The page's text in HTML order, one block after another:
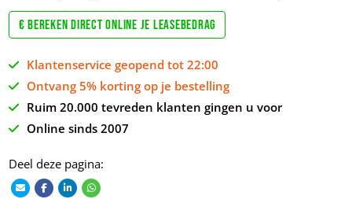
€ Bereken direct online je leasebedrag
Klantenservice geopend tot 22:00
Ontvang 5% korting op je bestelling
Ruim 20.000 tevreden klanten gingen u voor
Online sinds 2007
Deel deze pagina: